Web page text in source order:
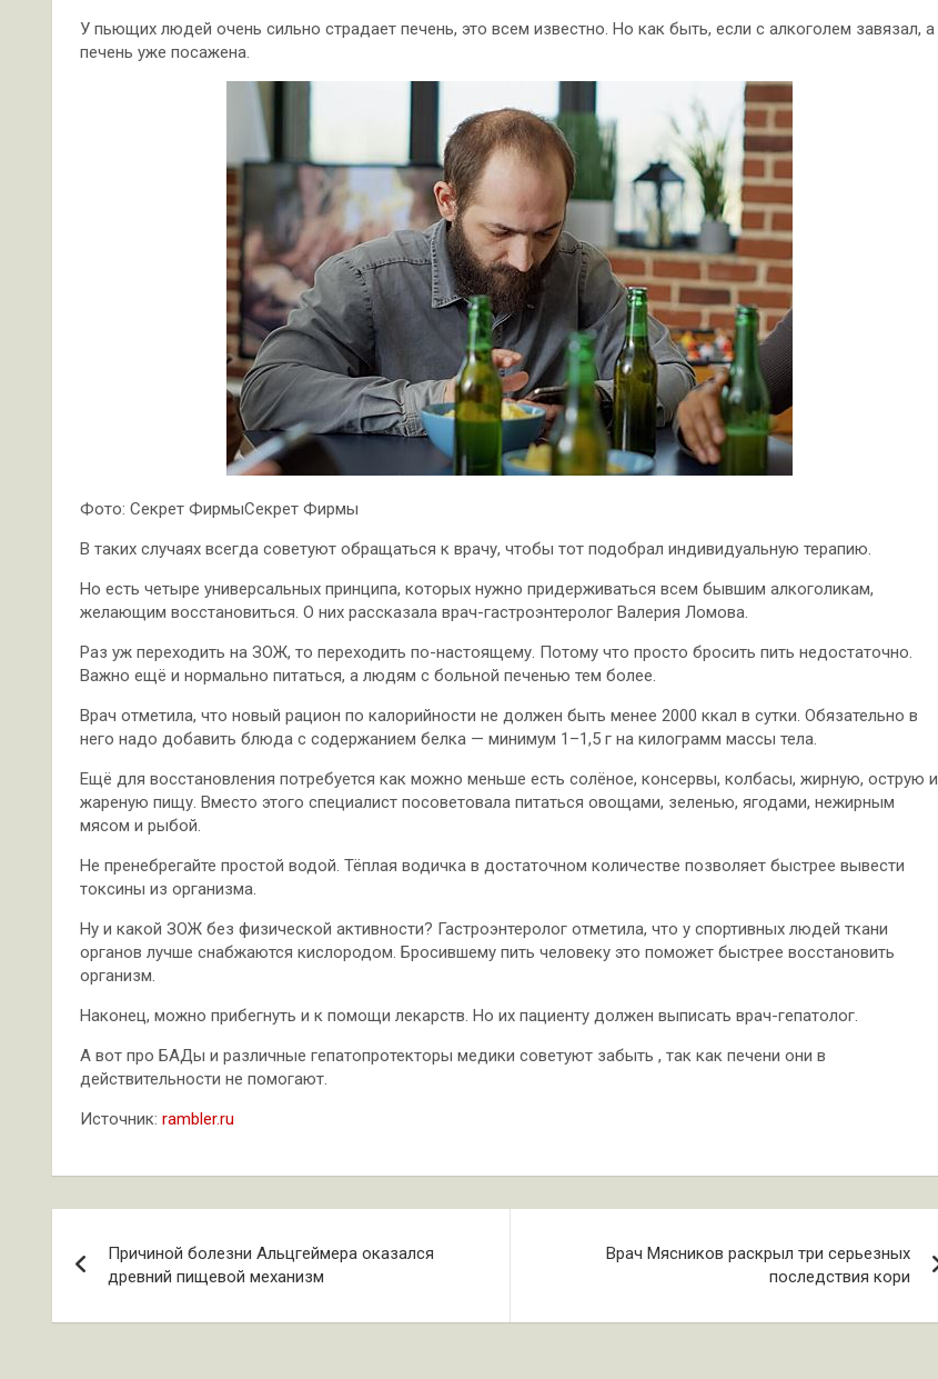
У пьющих людей очень сильно страдает печень, это всем известно. Но как быть, если с алкоголем завязал, а
печень уже посажена.
Фото: Секрет ФирмыСекрет Фирмы
В таких случаях всегда советуют обращаться к врачу, чтобы тот подобрал индивидуальную терапию.
Но есть четыре универсальных принципа, которых нужно придерживаться всем бывшим алкоголикам,
желающим восстановиться. О них рассказала врач-гастроэнтеролог Валерия Ломова.
Раз уж переходить на ЗОЖ, то переходить по-настоящему. Потому что просто бросить пить недостаточно.
Важно ещё и нормально питаться, а людям с больной печенью тем более.
Врач отметила, что новый рацион по калорийности не должен быть менее 2000 ккал в сутки. Обязательно в
него надо добавить блюда с содержанием белка — минимум 1–1,5 г на килограмм массы тела.
Ещё для восстановления потребуется как можно меньше есть солёное, консервы, колбасы, жирную, острую и
жареную пищу. Вместо этого специалист посоветовала питаться овощами, зеленью, ягодами, нежирным
мясом и рыбой.
Не пренебрегайте простой водой. Тёплая водичка в достаточном количестве позволяет быстрее вывести
токсины из организма.
Ну и какой ЗОЖ без физической активности? Гастроэнтеролог отметила, что у спортивных людей ткани
органов лучше снабжаются кислородом. Бросившему пить человеку это поможет быстрее восстановить
организм.
Наконец, можно прибегнуть и к помощи лекарств. Но их пациенту должен выписать врач-гепатолог.
А вот про БАДы и различные гепатопротекторы медики советуют забыть , так как печени они в
действительности не помогают.
Источник: rambler.ru
по
записям
Причиной болезни Альцгеймера оказался
древний пищевой механизм
Врач Мясников раскрыл три серьезных
последствия кори